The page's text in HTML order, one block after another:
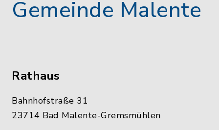
Gemeinde Malente
Rathaus
Bahnhofstraße 31
23714 Bad Malente-Gremsmühlen